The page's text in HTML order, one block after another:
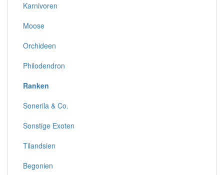
Karnivoren
Moose
Orchideen
Philodendron
Ranken
Sonerila & Co.
Sonstige Exoten
Tilandsien
Begonien